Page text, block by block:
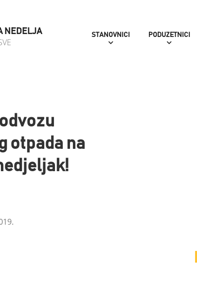
NEDELJA STANOVNICI PODUZETNICI
otpada na